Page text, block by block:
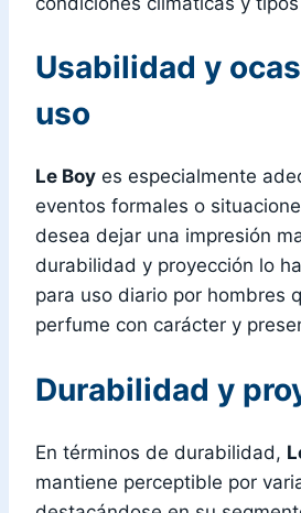
Usabilidad y
uso
Le Boy es especialmente
eventos formales o
desea dejar una impresión
durabilidad y proyección lo
para uso diario por hombres
perfume con carácter y
Durabilidad y
En términos de durabilidad,
mantiene perceptible por